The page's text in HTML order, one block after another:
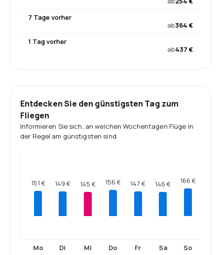
7 Tage vorher
ab364 €
1 Tag vorher
ab437 €
Entdecken Sie den günstigsten Tag zum
Fliegen
Informieren Sie sich, an welchen Wochentagen Flüge in
der Regel am günstigsten sind.
151 €
Mo
149 €
Di
145 €
Mi
156 €
Do
147 €
Fr
146 €
Sa
166 €
So